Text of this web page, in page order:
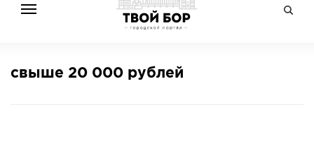
НОВОСТИ
свыше 20 000 рублей